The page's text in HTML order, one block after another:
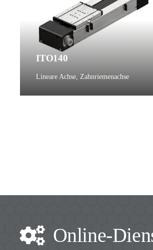
ITO140
Lineare Achse Zahnriemenachse
Online-